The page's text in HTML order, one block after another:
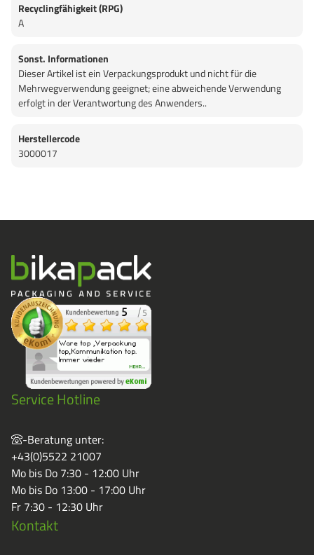
Recyclingfähigkeit (RPG)
A
Sonst. Informationen
Dieser Artikel ist ein Verpackungsprodukt und nicht für die
Mehrwegverwendung geeignet; eine abweichende Verwendung
erfolgt in der Verantwortung des Anwenders..
Herstellercode
3000017
Service Hotline
-Beratung unter:
+43(0)5522 21007
Mo bis Do 7:30 - 12:00 Uhr
Mo bis Do 13:00 - 17:00 Uhr
Fr 7:30 - 12:30 Uhr
Kontakt